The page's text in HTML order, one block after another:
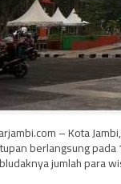
– Kota
berlangsung
jumlah para